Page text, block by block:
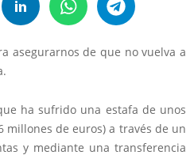
asegurarnos de que no vuelva a
ha sufrido una estafa de unos
millones de euros) a través de un
y mediante una transferencia